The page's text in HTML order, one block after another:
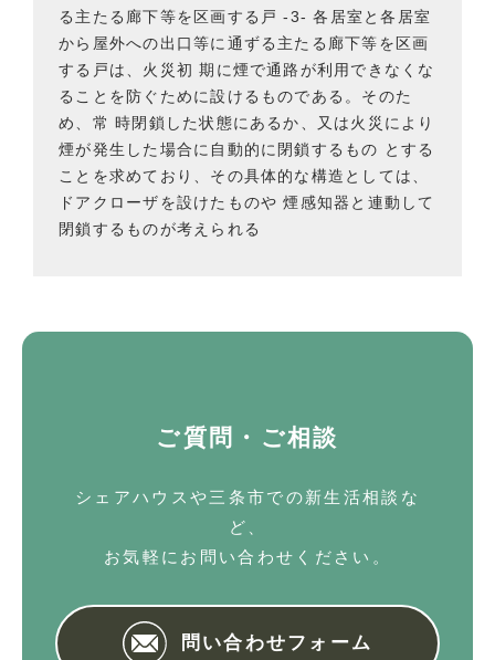
る主たる廊下等を区画する戸 -3- 各居室と各居室
から屋外への出口等に通ずる主たる廊下等を区画
する戸は、火災初 期に煙で通路が利用できなくな
ることを防ぐために設けるものである。そのた
め、常 時閉鎖した状態にあるか、又は火災により
煙が発生した場合に自動的に閉鎖するもの とする
ことを求めており、その具体的な構造としては、
ドアクローザを設けたものや 煙感知器と連動して
閉鎖するものが考えられる
ご質問・ご相談
シェアハウスや三条市での新生活相談な
ど、
お気軽にお問い合わせください。
問い合わせフォーム